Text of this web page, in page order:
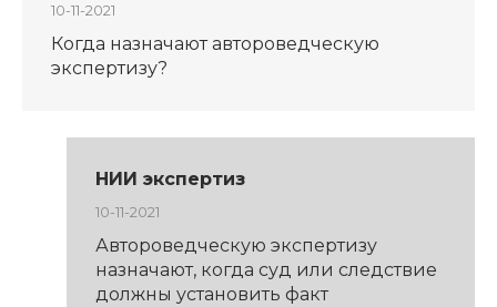
10-11-2021
Когда назначают автороведческую
экспертизу?
НИИ экспертиз
10-11-2021
Автороведческую экспертизу
назначают, когда суд или следствие
должны установить факт